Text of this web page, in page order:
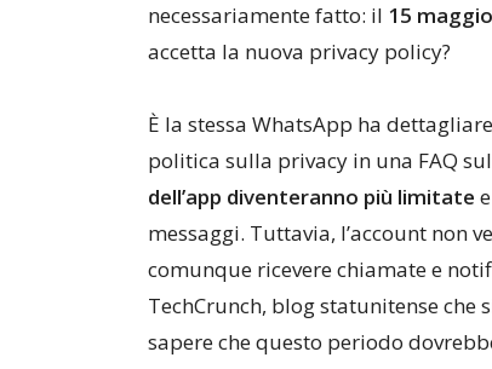
necessariamente fatto: il 15
accetta la nuova privacy policy?
È la stessa WhatsApp ha
politica sulla privacy in una FAQ
dell’app diventeranno più limitate
messaggi. Tuttavia, l’account non
comunque ricevere chiamate e
TechCrunch, blog statunitense
sapere che questo periodo